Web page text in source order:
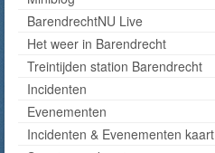
BarendrechtNU Live
Het weer in Barendrecht
Treintijden station Barendrecht
Incidenten
Evenementen
Incidenten & Evenementen kaart